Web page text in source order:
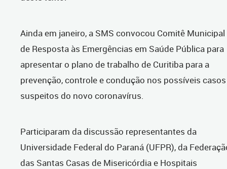
Ainda em janeiro, a SMS convocou Comitê Municipal
de Resposta às Emergências em Saúde Pública para
apresentar o plano de trabalho de Curitiba para a
prevenção, controle e condução nos possíveis casos
suspeitos do novo coronavírus.
Participaram da discussão representantes da
Universidade Federal do Paraná (UFPR), da
das Santas Casas de Misericórdia e Hospitais